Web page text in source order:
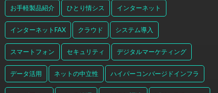
お手軽製品紹介 ひとり情シス インターネット
インターネットFAX クラウド システム導入
スマートフォン セキュリティ デジタルマーケティング
データ活用 ネットの中立性 ハイパーコンバージドインフラ